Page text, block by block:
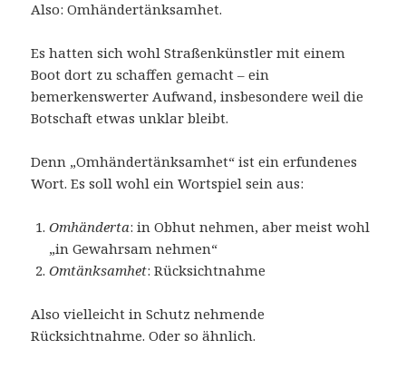
Also: Omhändertänksamhet.
Es hatten sich wohl Straßenkünstler mit einem
Boot dort zu schaffen gemacht – ein
bemerkenswerter Aufwand, insbesondere weil die
Botschaft etwas unklar bleibt.
Denn „Omhändertänksamhet“ ist ein erfundenes
Wort. Es soll wohl ein Wortspiel sein aus:
Omhänderta: in Obhut nehmen, aber meist wohl
„in Gewahrsam nehmen“
Omtänksamhet: Rücksichtnahme
Also vielleicht in Schutz nehmende
Rücksichtnahme. Oder so ähnlich.